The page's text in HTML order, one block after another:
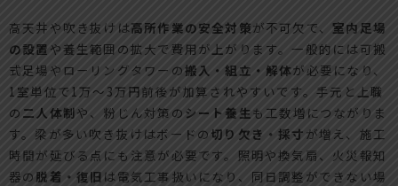
高天井や吹き抜けは高所作業の安全対策が不可欠で、室内足場
の設置 や養生範囲の拡大で費用が上がります。一般的には可搬
式足場やローリングタワーの搬入・組立・解体が必要になり、
1室単位で1万〜3万円前後が加算されやすいです。手元と上職
の 二人体制 や、粉じん対策の シート養生 も工数増につながりま
す。梁が多い吹き抜けはボードの 切り欠き・採寸 が増え、施工
時間が延びる点にも注意が必要です。照明や換気扇、火災報知
器の 脱着・復旧 は電気工事扱いになり、同日調整ができない場